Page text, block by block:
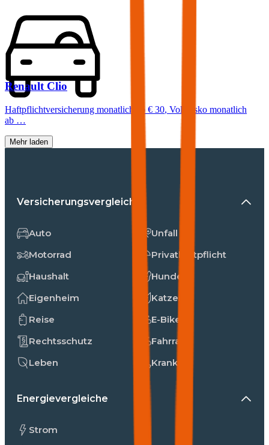
Renault Clio
Haftpflichtversicherung monatlich ab € 30, Vollkasko monatlich
ab …
Mehr laden
Versicherungsvergleiche
Auto
Motorrad
Haushalt
Eigenheim
Reise
Rechtsschutz
Leben
Unfall
Privathaftpflicht
Hunde
Katzen
E-Bike
Fahrrad
Kranken
Energievergleiche
Strom